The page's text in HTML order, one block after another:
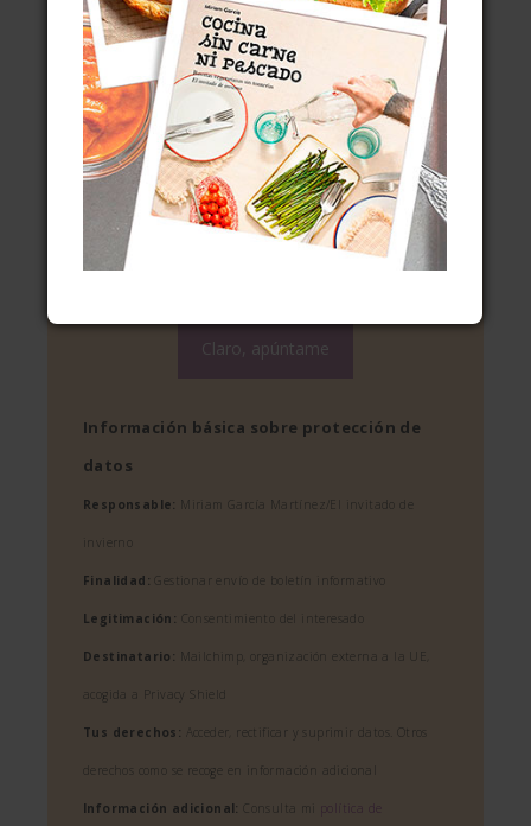
Tu correo electrónico:
Consentimientos
He leído y acepto lapolítica de
privacidadde tu web
Acepto recibir información sobre
tus cursos y actividades
Información básica sobre protección de
datos
Responsable: Miriam García Martínez/El invitado de
invierno
Finalidad: Gestionar envío de boletín informativo
Legitimación: Consentimiento del interesado
Destinatario: Mailchimp, organización externa a la UE,
acogida a Privacy Shield
Tus derechos: Acceder, rectificar y suprimir datos. Otros
derechos como se recoge en información adicional
Información adicional: Consulta mi política de